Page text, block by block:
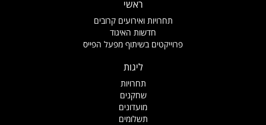
תחרויות ואירועים קרובים
חדשות האיגוד
פרוייקטים בשיתוף מפעל הפייס
תחרויות
שחקנים
מועדונים
תשלומים